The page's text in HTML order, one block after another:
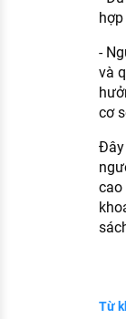
-
và
cơ
Đây
cao
Từ